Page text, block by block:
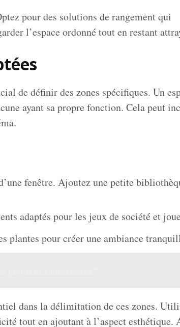
pour des solutions de rangement qui
l’espace ordonné tout en restant
de définir des zones spécifiques. Un
ayant sa propre fonction. Cela peut
fenêtre. Ajoutez une petite
adaptés pour les jeux de société et
plantes pour créer une ambiance
dans la délimitation de ces zones.
tout en ajoutant à l’aspect esthétique.